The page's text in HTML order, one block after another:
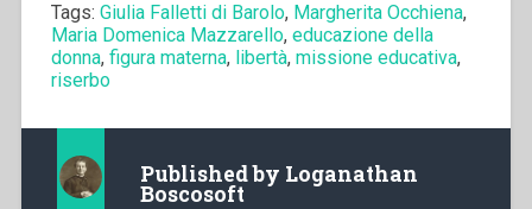
Tags: Giulia Falletti di Barolo, Margherita Occhiena,
Maria Domenica Mazzarello, educazione della
donna, figura materna, libertà, missione educativa,
riserbo
Published by Loganathan
Boscosoft